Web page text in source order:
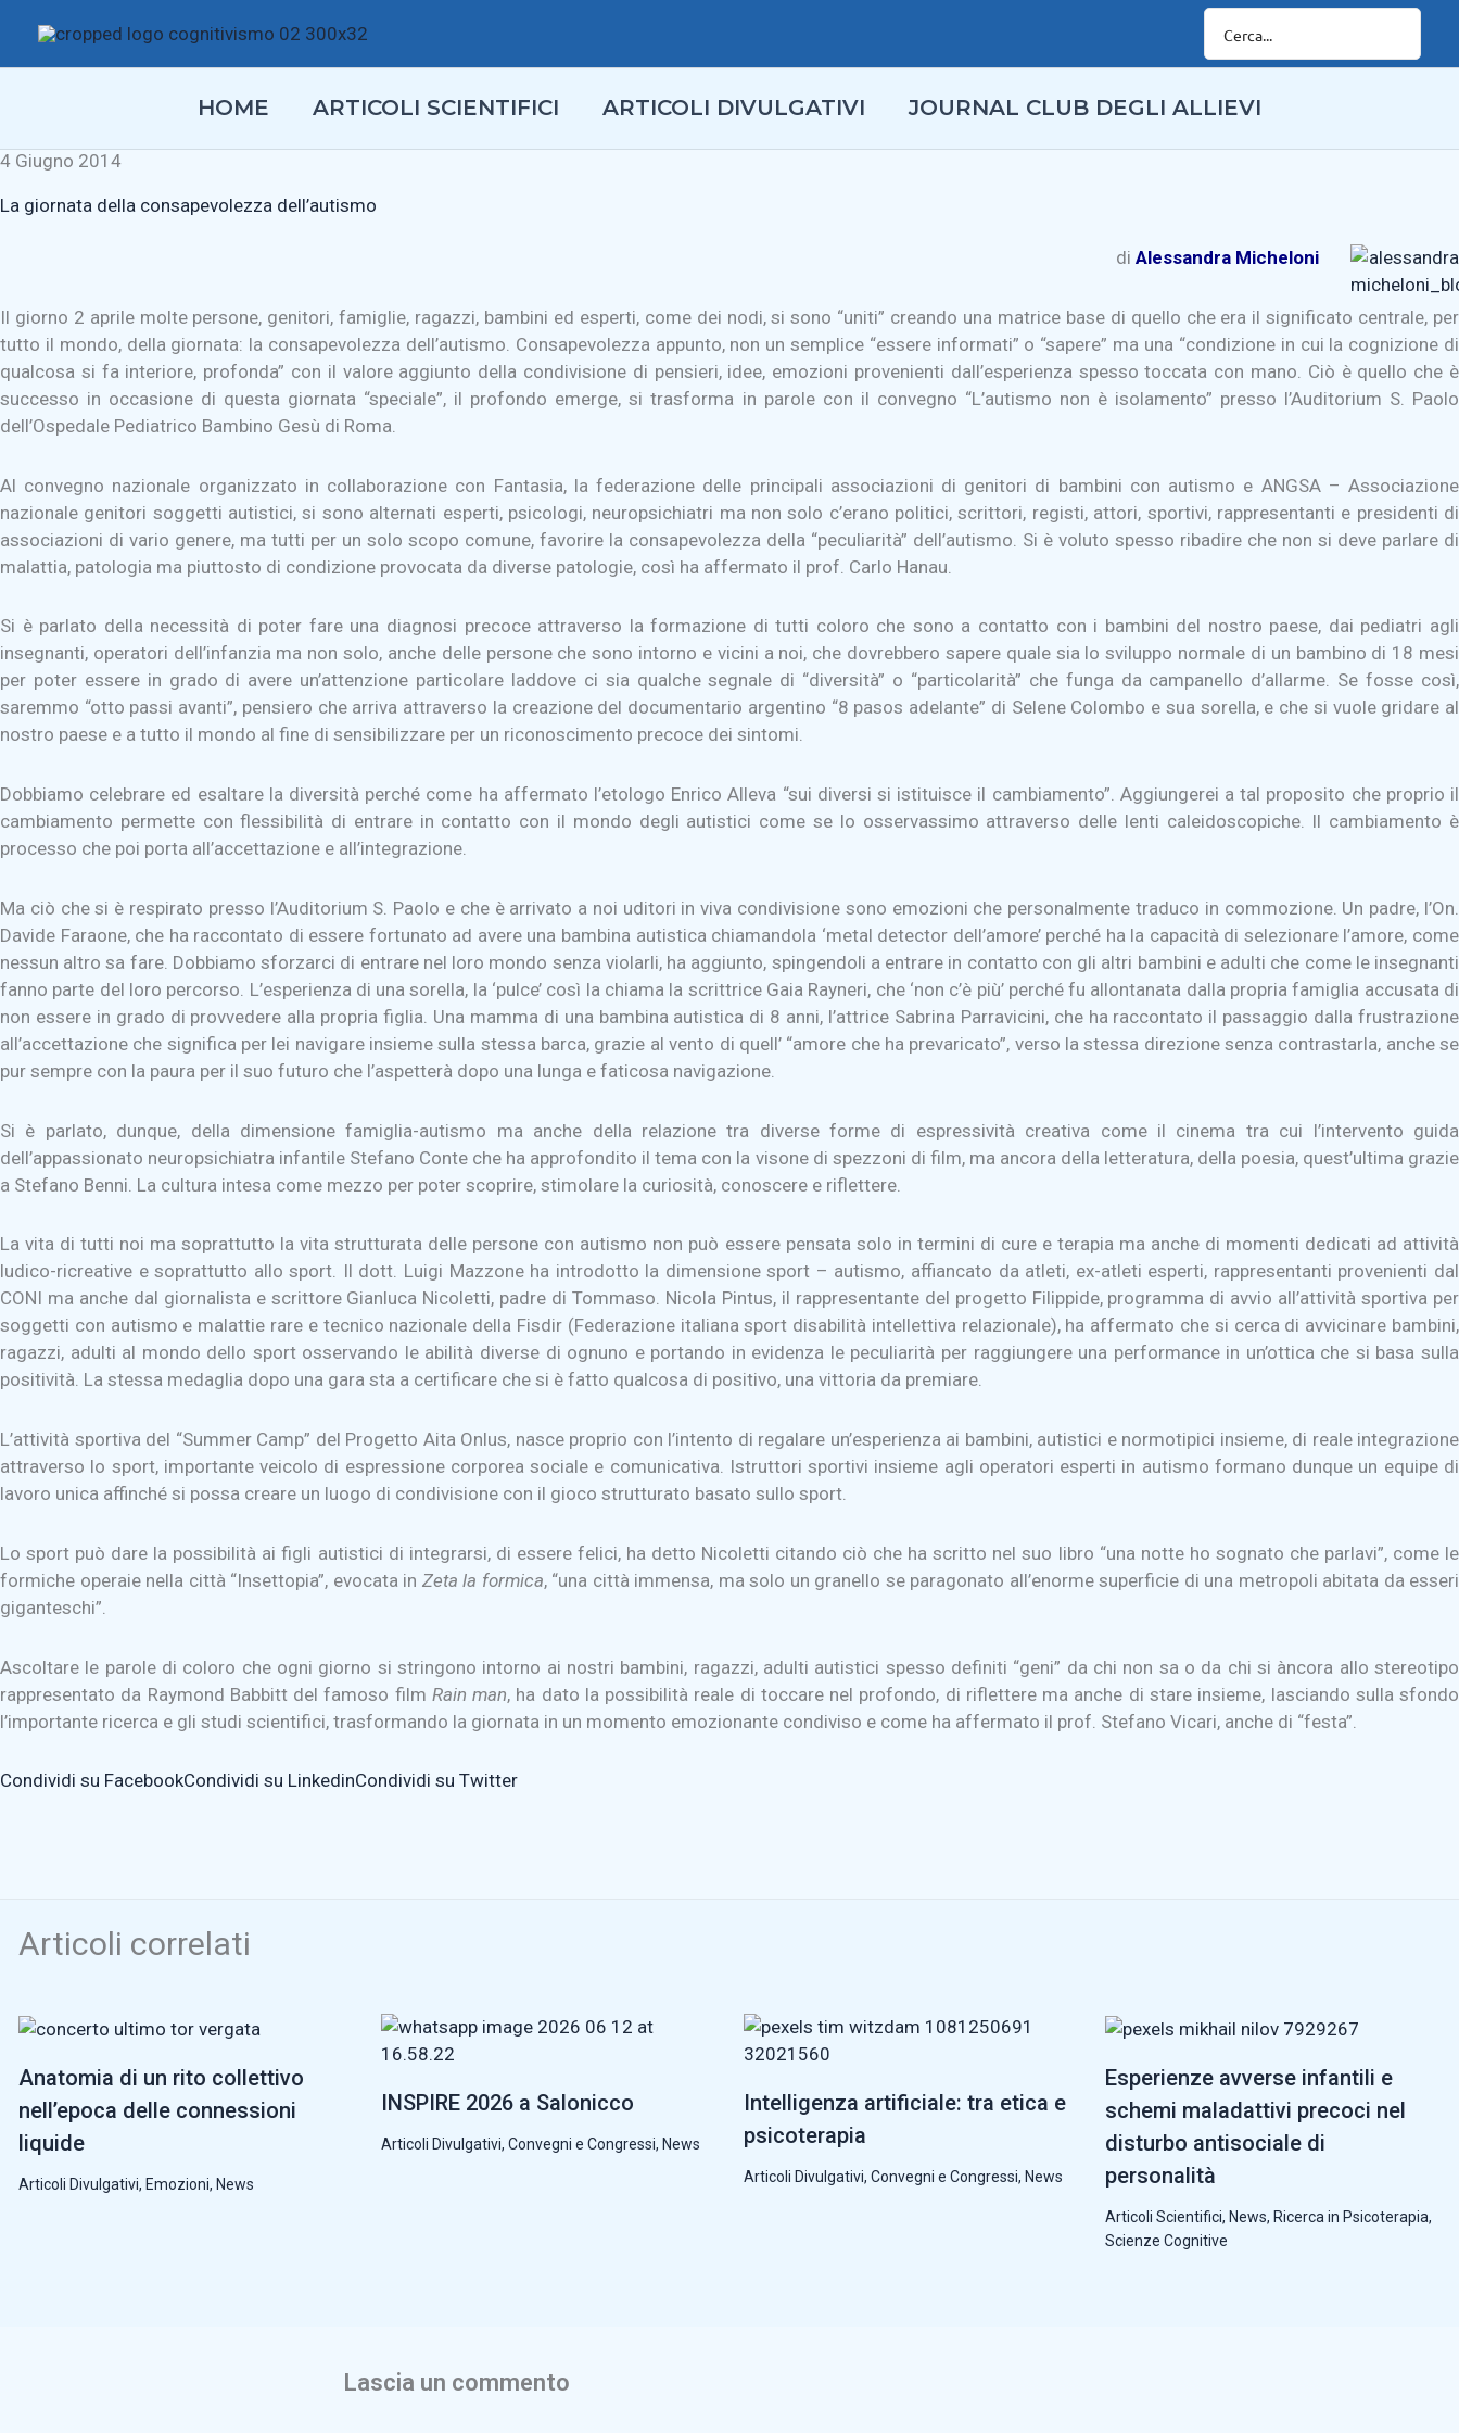
contenuto
HOME ARTICOLI SCIENTIFICI ARTICOLI DIVULGATIVI JOURNAL CLUB DEGLI ALLIEVI
4 Giugno 2014
La giornata della consapevolezza dell’autismo
di Alessandra Micheloni
Il giorno 2 aprile molte persone, genitori, famiglie, ragazzi, bambini ed esperti, come dei nodi, si sono “uniti” creando una matrice base di quello che era il significato centrale, per
tutto il mondo, della giornata: la consapevolezza dell’autismo. Consapevolezza appunto, non un semplice “essere informati” o “sapere” ma una “condizione in cui la cognizione di
qualcosa si fa interiore, profonda” con il valore aggiunto della condivisione di pensieri, idee, emozioni provenienti dall’esperienza spesso toccata con mano. Ciò è quello che è
successo in occasione di questa giornata “speciale”, il profondo emerge, si trasforma in parole con il convegno “L’autismo non è isolamento” presso l’Auditorium S. Paolo
dell’Ospedale Pediatrico Bambino Gesù di Roma.
Al convegno nazionale organizzato in collaborazione con Fantasia, la federazione delle principali associazioni di genitori di bambini con autismo e ANGSA – Associazione
nazionale genitori soggetti autistici, si sono alternati esperti, psicologi, neuropsichiatri ma non solo c’erano politici, scrittori, registi, attori, sportivi, rappresentanti e presidenti di
associazioni di vario genere, ma tutti per un solo scopo comune, favorire la consapevolezza della “peculiarità” dell’autismo. Si è voluto spesso ribadire che non si deve parlare di
malattia, patologia ma piuttosto di condizione provocata da diverse patologie, così ha affermato il prof. Carlo Hanau.
Si è parlato della necessità di poter fare una diagnosi precoce attraverso la formazione di tutti coloro che sono a contatto con i bambini del nostro paese, dai pediatri agli
insegnanti, operatori dell’infanzia ma non solo, anche delle persone che sono intorno e vicini a noi, che dovrebbero sapere quale sia lo sviluppo normale di un bambino di 18 mesi
per poter essere in grado di avere un’attenzione particolare laddove ci sia qualche segnale di “diversità” o “particolarità” che funga da campanello d’allarme. Se fosse così,
saremmo “otto passi avanti”, pensiero che arriva attraverso la creazione del documentario argentino “8 pasos adelante” di Selene Colombo e sua sorella, e che si vuole gridare al
nostro paese e a tutto il mondo al fine di sensibilizzare per un riconoscimento precoce dei sintomi.
Dobbiamo celebrare ed esaltare la diversità perché come ha affermato l’etologo Enrico Alleva “sui diversi si istituisce il cambiamento”. Aggiungerei a tal proposito che proprio il
cambiamento permette con flessibilità di entrare in contatto con il mondo degli autistici come se lo osservassimo attraverso delle lenti caleidoscopiche. Il cambiamento è
processo che poi porta all’accettazione e all’integrazione.
Ma ciò che si è respirato presso l’Auditorium S. Paolo e che è arrivato a noi uditori in viva condivisione sono emozioni che personalmente traduco in commozione. Un padre, l’On.
Davide Faraone, che ha raccontato di essere fortunato ad avere una bambina autistica chiamandola ‘metal detector dell’amore’ perché ha la capacità di selezionare l’amore, come
nessun altro sa fare. Dobbiamo sforzarci di entrare nel loro mondo senza violarli, ha aggiunto, spingendoli a entrare in contatto con gli altri bambini e adulti che come le insegnanti
fanno parte del loro percorso. L’esperienza di una sorella, la ‘pulce’ così la chiama la scrittrice Gaia Rayneri, che ‘non c’è più’ perché fu allontanata dalla propria famiglia accusata di
non essere in grado di provvedere alla propria figlia. Una mamma di una bambina autistica di 8 anni, l’attrice Sabrina Parravicini, che ha raccontato il passaggio dalla frustrazione
all’accettazione che significa per lei navigare insieme sulla stessa barca, grazie al vento di quell’ “amore che ha prevaricato”, verso la stessa direzione senza contrastarla, anche se
pur sempre con la paura per il suo futuro che l’aspetterà dopo una lunga e faticosa navigazione.
Si è parlato, dunque, della dimensione famiglia-autismo ma anche della relazione tra diverse forme di espressività creativa come il cinema tra cui l’intervento guida
dell’appassionato neuropsichiatra infantile Stefano Conte che ha approfondito il tema con la visone di spezzoni di film, ma ancora della letteratura, della poesia, quest’ultima grazie
a Stefano Benni. La cultura intesa come mezzo per poter scoprire, stimolare la curiosità, conoscere e riflettere.
La vita di tutti noi ma soprattutto la vita strutturata delle persone con autismo non può essere pensata solo in termini di cure e terapia ma anche di momenti dedicati ad attività
ludico-ricreative e soprattutto allo sport. Il dott. Luigi Mazzone ha introdotto la dimensione sport – autismo, affiancato da atleti, ex-atleti esperti, rappresentanti provenienti dal
CONI ma anche dal giornalista e scrittore Gianluca Nicoletti, padre di Tommaso. Nicola Pintus, il rappresentante del progetto Filippide, programma di avvio all’attività sportiva per
soggetti con autismo e malattie rare e tecnico nazionale della Fisdir (Federazione italiana sport disabilità intellettiva relazionale), ha affermato che si cerca di avvicinare bambini,
ragazzi, adulti al mondo dello sport osservando le abilità diverse di ognuno e portando in evidenza le peculiarità per raggiungere una performance in un’ottica che si basa sulla
positività. La stessa medaglia dopo una gara sta a certificare che si è fatto qualcosa di positivo, una vittoria da premiare.
L’attività sportiva del “Summer Camp” del Progetto Aita Onlus, nasce proprio con l’intento di regalare un’esperienza ai bambini, autistici e normotipici insieme, di reale integrazione
attraverso lo sport, importante veicolo di espressione corporea sociale e comunicativa. Istruttori sportivi insieme agli operatori esperti in autismo formano dunque un equipe di
lavoro unica affinché si possa creare un luogo di condivisione con il gioco strutturato basato sullo sport.
Lo sport può dare la possibilità ai figli autistici di integrarsi, di essere felici, ha detto Nicoletti citando ciò che ha scritto nel suo libro “una notte ho sognato che parlavi”, come le
formiche operaie nella città “Insettopia”, evocata in Zeta la formica, “una città immensa, ma solo un granello se paragonato all’enorme superficie di una metropoli abitata da esseri
giganteschi”.
Ascoltare le parole di coloro che ogni giorno si stringono intorno ai nostri bambini, ragazzi, adulti autistici spesso definiti “geni” da chi non sa o da chi si àncora allo stereotipo
rappresentato da Raymond Babbitt del famoso film Rain man, ha dato la possibilità reale di toccare nel profondo, di riflettere ma anche di stare insieme, lasciando sulla sfondo
l’importante ricerca e gli studi scientifici, trasformando la giornata in un momento emozionante condiviso e come ha affermato il prof. Stefano Vicari, anche di “festa”.
Condividi su FacebookCondividi su LinkedinCondividi su Twitter
Articoli correlati
Anatomia di un rito collettivo
nell’epoca delle connessioni
liquide
Articoli Divulgativi, Emozioni, News
INSPIRE 2026 a Salonicco
Articoli Divulgativi, Convegni e Congressi, News
Intelligenza artificiale: tra etica e
psicoterapia
Articoli Divulgativi, Convegni e Congressi, News
Esperienze avverse infantili e
schemi maladattivi precoci nel
disturbo antisociale di
personalità
Articoli Scientifici,News,Ricerca in Psicoterapia,
Scienze Cognitive
Lascia un commento